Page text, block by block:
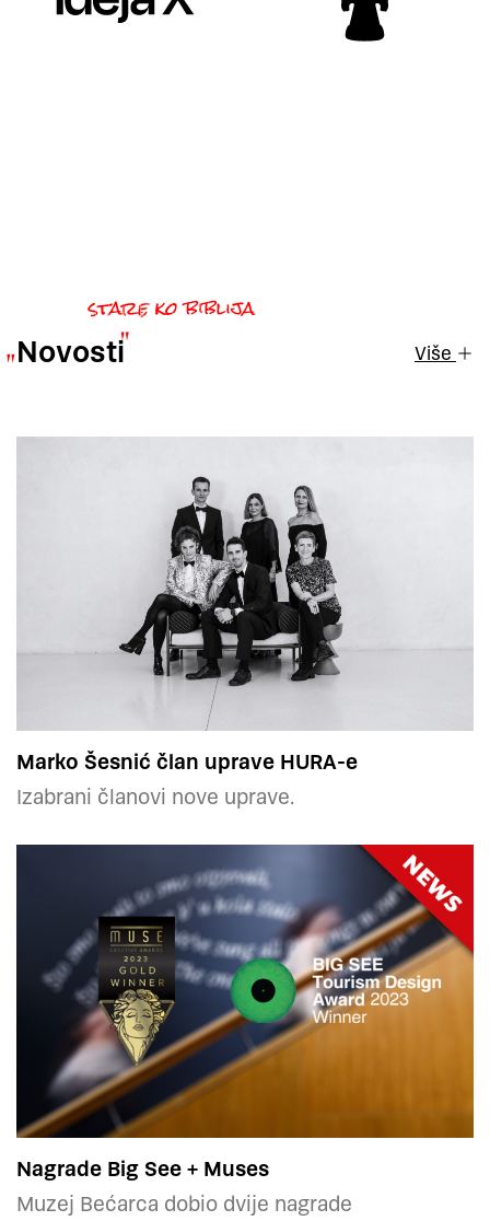
Novosti Više
Marko Šesnić član uprave HURA-e
Izabrani članovi nove uprave.
Nagrade Big See + Muses
Muzej Bećarca dobio dvije nagrade